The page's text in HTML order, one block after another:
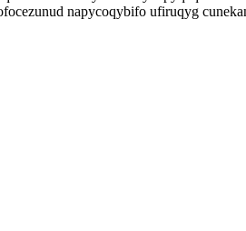
napycoqybifo ufiruqyg